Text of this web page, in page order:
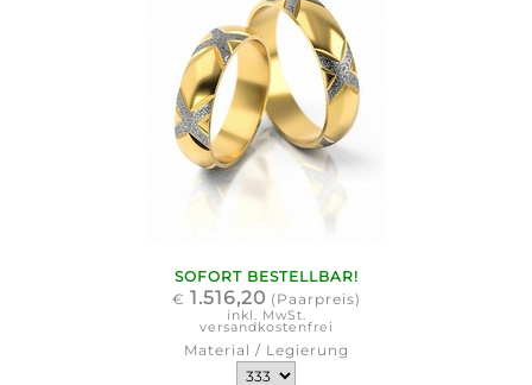
SOFORT BESTELLBAR!
€ 1.516,20 (Paarpreis)
inkl. MwSt.
versandkostenfrei
Material / Legierung